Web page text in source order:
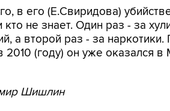
в его (Е.Свиридова)
не знает. Один раз - за
а второй раз - за
2010 (году) он уже оказался
Шишлин